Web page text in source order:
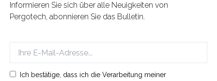
Informieren Sie sich über alle Neuigkeiten von
Pergotech, abonnieren Sie das Bulletin.
Ich bestätige, dass ich die Verarbeitung meiner